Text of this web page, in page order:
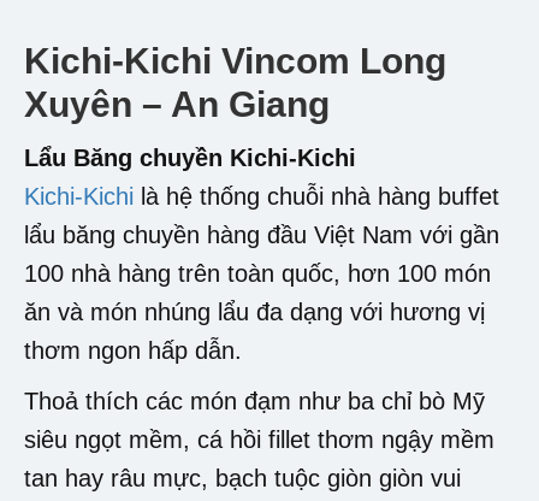
Kichi-Kichi Vincom Long
Xuyên – An Giang
Lẩu Băng chuyền Kichi-Kichi
Kichi-Kichi là hệ thống chuỗi nhà hàng buffet
lẩu băng chuyền hàng đầu Việt Nam với gần
100 nhà hàng trên toàn quốc, hơn 100 món
ăn và món nhúng lẩu đa dạng với hương vị
thơm ngon hấp dẫn.
Thoả thích các món đạm như ba chỉ bò Mỹ
siêu ngọt mềm, cá hồi fillet thơm ngậy mềm
tan hay râu mực, bạch tuộc giòn giòn vui